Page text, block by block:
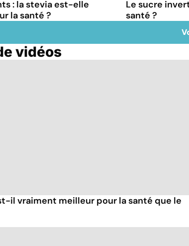
: la stevia est-elle
la santé ?
Le sucre
santé ?
vidéos
il vraiment meilleur pour la santé que le